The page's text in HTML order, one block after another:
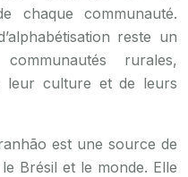
chaque communauté.
reste un
rurales,
leur culture et de leurs
est une source de
Brésil et le monde. Elle